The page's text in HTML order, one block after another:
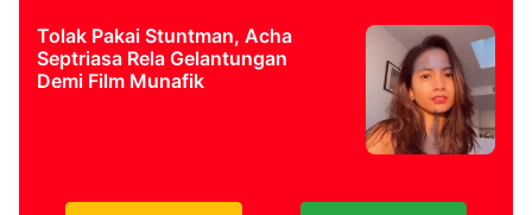
Tolak Pakai Stuntman, Acha
Septriasa Rela Gelantungan
Demi Film Munafik